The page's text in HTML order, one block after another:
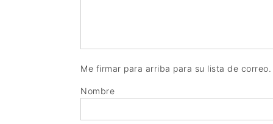
Me firmar para arriba para su lista de correo.
Nombre